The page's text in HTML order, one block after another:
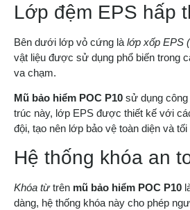
Lớp đệm EPS hấp
Bên dưới lớp vỏ cứng là lớp xốp EPS
vật liệu được sử dụng phổ biến trong
va chạm.
Mũ bảo hiểm POC P10 sử dụng công
trúc này, lớp EPS được thiết kế với
đội, tạo nên lớp bảo vệ toàn diện và tối
Hệ thống khóa an
Khóa từtrên mũ bảo hiểm POC P10
dàng, hệ thống khóa này cho phép